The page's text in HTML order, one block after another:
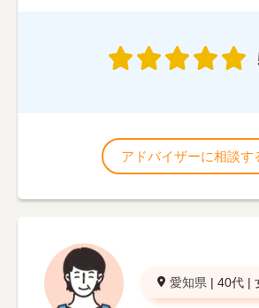
アドバイザーに相談す
愛知県 | 40代 |